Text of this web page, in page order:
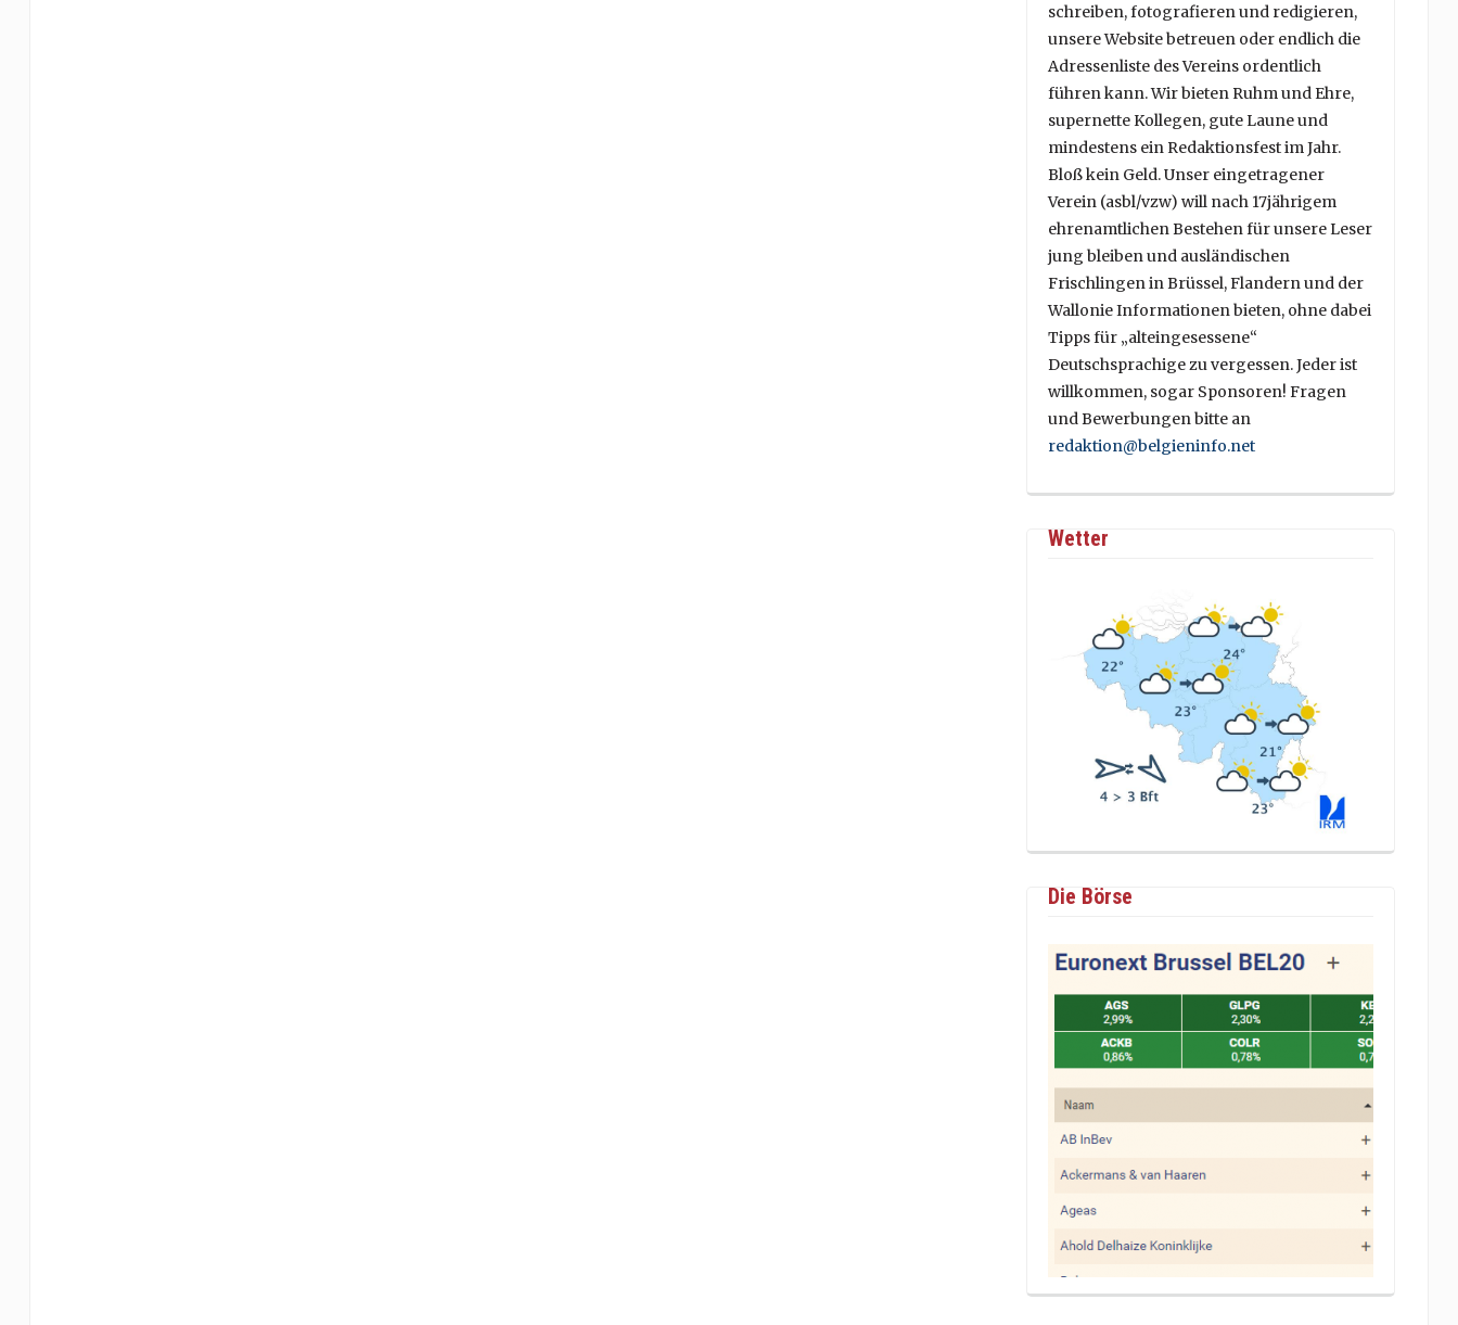
schreiben, fotografieren und redigieren,
unsere Website betreuen oder endlich die
Adressenliste des Vereins ordentlich
führen kann. Wir bieten Ruhm und Ehre,
supernette Kollegen, gute Laune und
mindestens ein Redaktionsfest im Jahr.
Bloß kein Geld. Unser eingetragener
Verein (asbl/vzw) will nach 17jährigem
ehrenamtlichen Bestehen für unsere Leser
jung bleiben und ausländischen
Frischlingen in Brüssel, Flandern und der
Wallonie Informationen bieten, ohne dabei
Tipps für „alteingesessene“
Deutschsprachige zu vergessen. Jeder ist
willkommen, sogar Sponsoren! Fragen
und Bewerbungen bitte an
redaktion@belgieninfo.net
Wetter
Die Börse